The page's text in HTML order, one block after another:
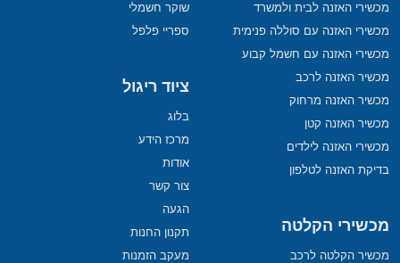
מכשירי האזנה לבית ולמשרד
מכשירי האזנה עם סוללה פנימית
מכשירי האזנה עם חשמל קבוע
מכשיר האזנה לרכב
מכשיר האזנה מרחוק
מכשיר האזנה קטן
מכשירי האזנה לילדים
בדיקת האזנה לטלפון
מכשירי הקלטה
מכשיר הקלטה לרכב
שוקר חשמלי
ספריי פלפל
ציוד ריגול
בלוג
מרכז הידע
אודות
צור קשר
הגעה
תקנון החנות
מעקב הזמנות